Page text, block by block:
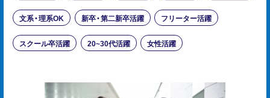
文系・理系OK 新卒・第二新卒活躍 フリーター活躍
スクール卒活躍 20~30代活躍 女性活躍